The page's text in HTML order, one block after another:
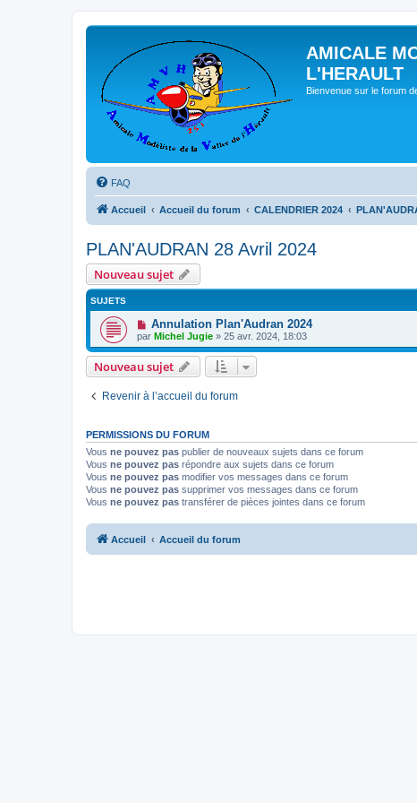
AMICALE
L'HERAULT
Bienvenue sur le forum
FAQ
Accueil Accueil du forum CALENDRIER 2024
PLAN'AUDRAN 28 Avril 2024
Nouveau sujet
SUJETS
Annulation Plan'Audran 2024
par Michel Jugie » 25 avr. 2024, 18:03
Nouveau sujet
Revenir à l’accueil du forum
PERMISSIONS DU FORUM
Vous ne pouvez pas publier de nouveaux sujets dans ce forum
Vous ne pouvez pas répondre aux sujets dans ce forum
Vous ne pouvez pas modifier vos messages dans ce forum
Vous ne pouvez pas supprimer vos messages dans ce forum
Vous ne pouvez pas transférer de pièces jointes dans ce forum
Accueil Accueil du forum